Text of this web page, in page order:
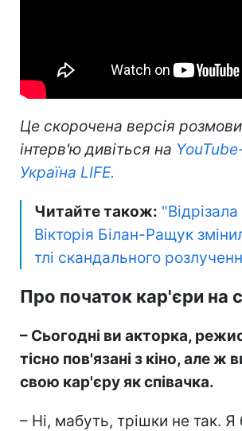
Це скорочена версія
інтерв'ю дивіться на
Україна LIFE.
Читайте також:
Вікторія Білан-Ращук
тлі скандального
Про початок кар'єри на
– Сьогодні ви акторка,
тісно пов'язані з кіно, але ж
свою кар'єру як співачка.
– Ні, мабуть, трішки не так. Я